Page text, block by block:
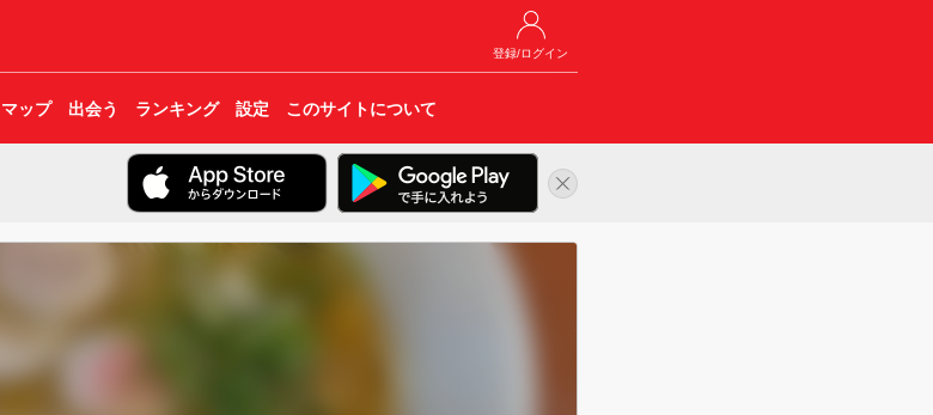
登録/ログイン
マップ 出会う ランキング 設定 このサイトについて